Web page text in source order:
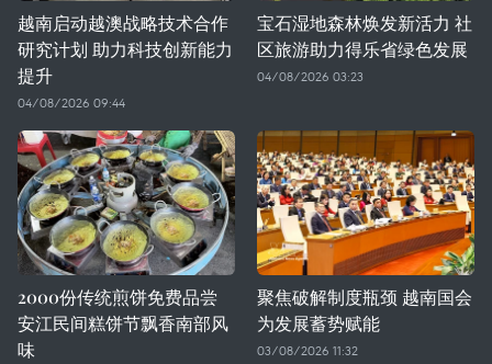
越南启动越澳战略技术合作
研究计划 助力科技创新能力
提升
04/08/2026 09:44
宝石湿地森林焕发新活力 社
区旅游助力得乐省绿色发展
04/08/2026 03:23
2000份传统煎饼免费品尝
安江民间糕饼节飘香南部风
味
聚焦破解制度瓶颈 越南国会
为发展蓄势赋能
03/08/2026 11:32